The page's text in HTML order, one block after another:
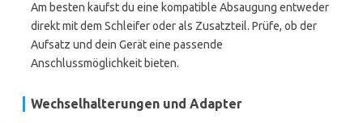
Am besten kaufst du eine kompatible Absaugung entweder
direkt mit dem Schleifer oder als Zusatzteil. Prüfe, ob der
Aufsatz und dein Gerät eine passende
Anschlussmöglichkeit bieten.
Wechselhalterungen und Adapter